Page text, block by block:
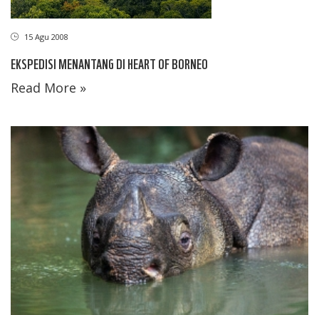
15 Agu 2008
EKSPEDISI MENANTANG DI HEART OF BORNEO
Read More »